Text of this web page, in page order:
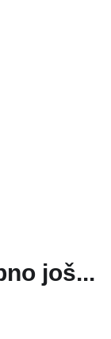
još...